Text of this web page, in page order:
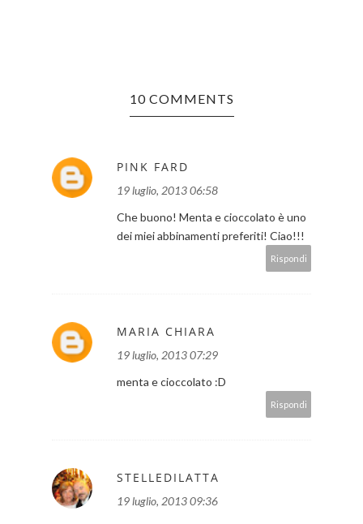
10 COMMENTS
PINK FARD
19 luglio, 2013 06:58
Che buono! Menta e cioccolato è uno
dei miei abbinamenti preferiti! Ciao!!!
Rispondi
MARIA CHIARA
19 luglio, 2013 07:29
menta e cioccolato :D
Rispondi
STELLEDILATTA
19 luglio, 2013 09:36